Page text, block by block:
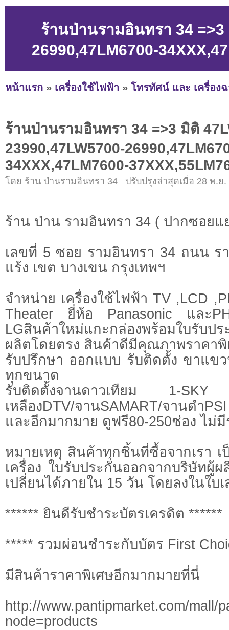
ร้านป่านรามอินทรา 34 =>3
26990,47LM6700-
หน้าแรก » เครื่องใช้ไฟฟ้า » โทรทัศน์ และ เครื่อง
ร้านป่านรามอินทรา 34 =>3 มิติ
23990,47LW5700-
34XXX,47LM7600-
โดย ร้าน ป่านรามอินทรา 34 ปรับปรุงล่าสุดเมื่อ 28 พ.ย.
ร้าน ป่าน รามอินทรา 34 ( ปากซอยแ
เลขที่ 5 ซอย รามอินทรา 34 ถนน ร
แร้ง เขต บางเขน กรุงเทพฯ
จำหน่าย เครื่องใช้ไฟฟ้า TV ,LCD
Theater ยี่ห้อ Panasonic และ
LGสินค้าใหม่แกะกล่องพร้อมใบรับป
ผลิตโดยตรง สินค้าดีมีคุณภาพราคาพิ
รับปรึกษา ออกแบบ รับติดตั้ง ขาแข
ทุกขนาด
รับติดตั้งจานดาวเทียม 1-SKY
เหลืองDTV/จานSAMART/จานดำ
และอีกมากมาย ดูฟรี80-250ช่อง ไม่มี
หมายเหตุ สินค้าทุกชิ้นที่ซื้อจากเรา
เครื่อง ใบรับประกันออกจากบริษัทผู้
เปลี่ยนได้ภายใน 15 วัน โดยลงในใบ
****** ยินดีรับชำระบัตรเครดิต ******
***** รวมผ่อนชำระกับบัตร First
มีสินค้าราคาพิเศษอีกมากมายที่นี่
http://www.pantipmarket.com/mall/
node=products